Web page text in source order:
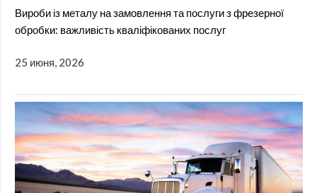
Вироби із металу на замовлення та послуги з фрезерної
обробки: важливість кваліфікованих послуг
25 июня, 2026